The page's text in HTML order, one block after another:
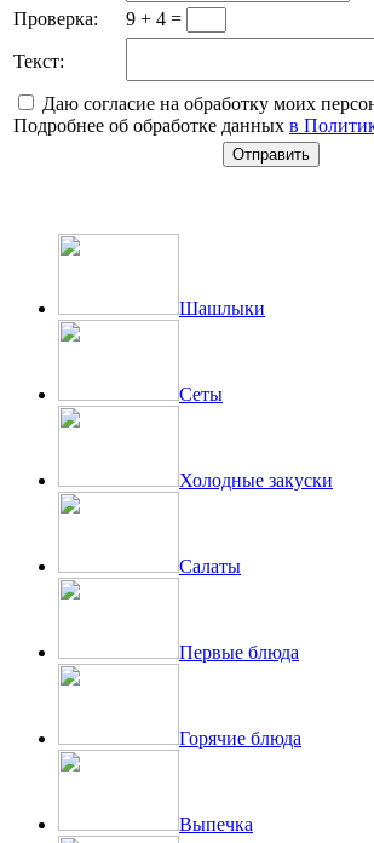
Проверка:
9 + 4 =
Текст:
Даю согласие на обработку моих
Подробнее об обработке данных в
Шашлыки
Сеты
Холодные закуски
Салаты
Первые блюда
Горячие блюда
Выпечка